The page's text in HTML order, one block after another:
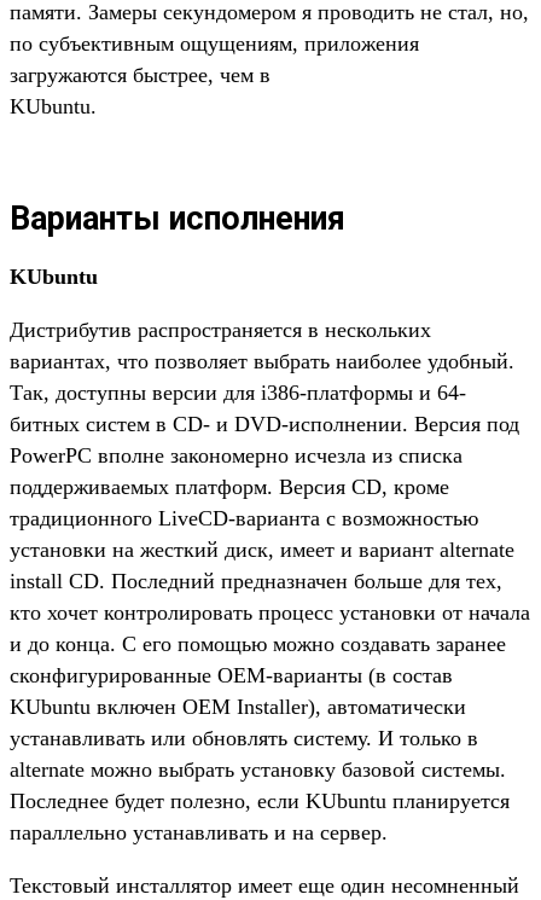
памяти. Замеры секундомером я проводить не стал, но,
по субъективным ощущениям, приложения
загружаются быстрее, чем в
KUbuntu.
Варианты исполнения
KUbuntu
Дистрибутив распространяется в нескольких
вариантах, что позволяет выбрать наиболее удобный.
Так, доступны версии для i386-платформы и 64-
битных систем в CD- и DVD-исполнении. Версия под
PowerPC вполне закономерно исчезла из списка
поддерживаемых платформ. Версия CD, кроме
традиционного LiveCD-варианта с возможностью
установки на жесткий диск, имеет и вариант alternate
install CD. Последний предназначен больше для тех,
кто хочет контролировать процесс установки от начала
и до конца. С его помощью можно создавать заранее
сконфигурированные OEM-варианты (в состав
KUbuntu включен OEM Installer), автоматически
устанавливать или обновлять систему. И только в
alternate можно выбрать установку базовой системы.
Последнее будет полезно, если KUbuntu планируется
параллельно устанавливать и на сервер.
Текстовый инсталлятор имеет еще один несомненный